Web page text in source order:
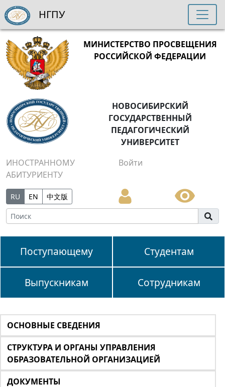
МИНИСТЕРСТВО ПРОСВЕЩЕНИЯ
РОССИЙСКОЙ ФЕДЕРАЦИИ
НОВОСИБИРСКИЙ
ГОСУДАРСТВЕННЫЙ
ПЕДАГОГИЧЕСКИЙ
УНИВЕРСИТЕТ
ИНОСТРАННОМУ
АБИТУРИЕНТУ
Войти
RU EN 中文版
Поступающему Студентам
Выпускникам Сотрудникам
НГПУ
ОСНОВНЫЕ СВЕДЕНИЯ
СТРУКТУРА И ОРГАНЫ УПРАВЛЕНИЯ
ОБРАЗОВАТЕЛЬНОЙ ОРГАНИЗАЦИЕЙ
ДОКУМЕНТЫ